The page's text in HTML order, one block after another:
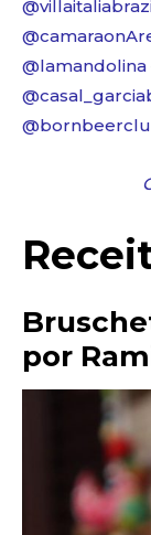
@lamandolina
por